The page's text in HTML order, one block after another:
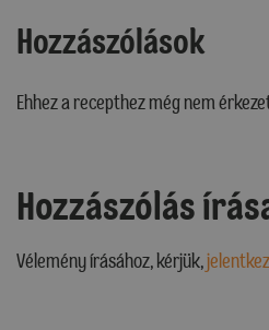
Hozzászólások
Ehhez a recepthez még nem
Hozzászólás
Vélemény írásához, kérjük,